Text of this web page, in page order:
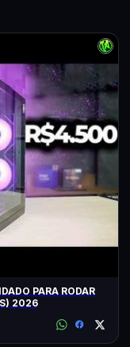
PARA RODAR
2026